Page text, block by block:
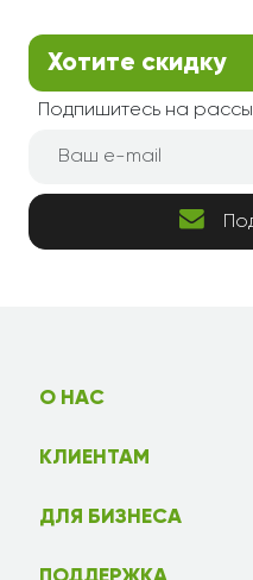
Хотите скидку
Подпишитесь на
О НАС
КЛИЕНТАМ
ДЛЯ БИЗНЕСА